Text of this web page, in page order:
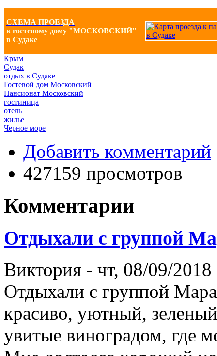
СХЕМА ПРОЕЗДА
к гостевому дому "МОСКОВСКИЙ"
в Судаке
Крым
Судак
отдых в Судаке
Гостевой дом Московский
Пансионат Московский
гостиница
отель
жилье
Черное море
Добавить комментарий
427159 просмотров
Комментарии
Отдыхали с группой
Виктория - чт, 08/09/
Отдыхали с группой
красиво, уютный,
увитые виноградом, где